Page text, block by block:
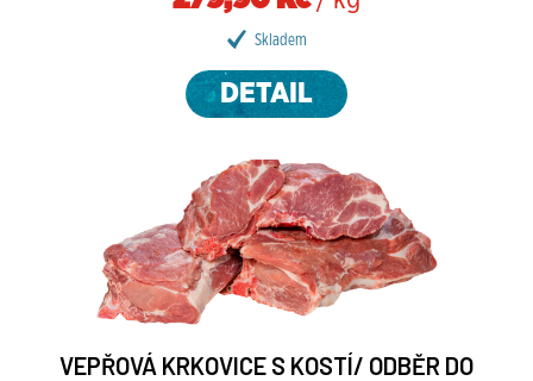
Skladem
DETAIL
VEPŘOVÁ KRKOVICE S KOSTÍ/ ODBĚR DO